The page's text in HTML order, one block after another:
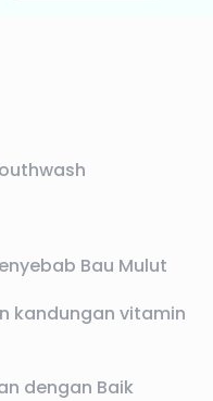
Bau Mulut
kandungan vitamin
dengan Baik